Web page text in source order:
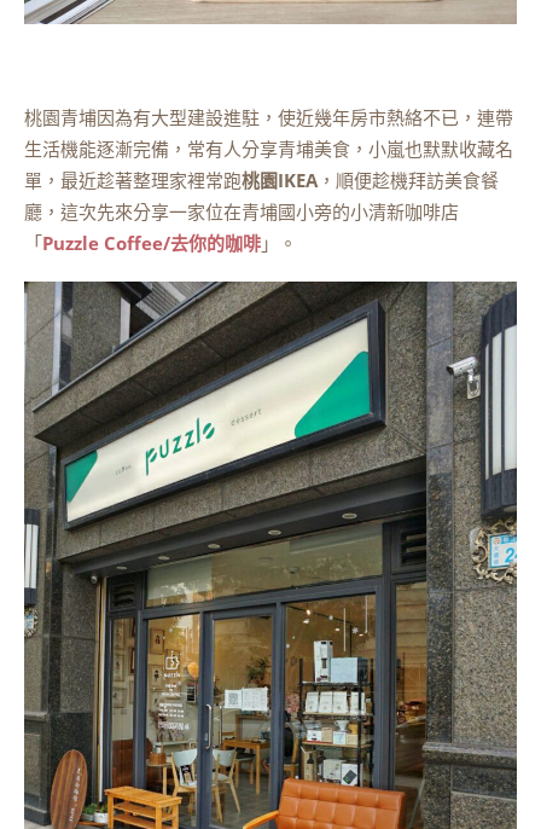
桃園青埔因為有大型建設進駐，使近幾年房市熱絡不已，連帶
生活機能逐漸完備，常有人分享青埔美食，小嵐也默默收藏名
單，最近趁著整理家裡常跑桃園IKEA ，順便趁機拜訪美食餐
廳，這次先來分享一家位在青埔國小旁的小清新咖啡店
「Puzzle Coffee/去你的咖啡 」。